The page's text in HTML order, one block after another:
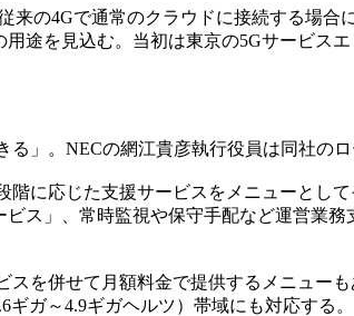
の4Gで通常のクラウドに接続する場合
途を見込む。当初は東京の5Gサービス
」。NECの網江貴彦執行役員は同社の
に応じた支援サービスをメニューとし
ス」、常時監視や保守手配など運営業
を併せて月額料金で提供するメニュー
ガ～4.9ギガヘルツ）帯域にも対応する。